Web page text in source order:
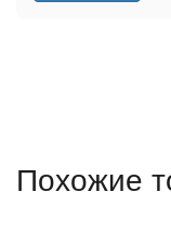
Похожие